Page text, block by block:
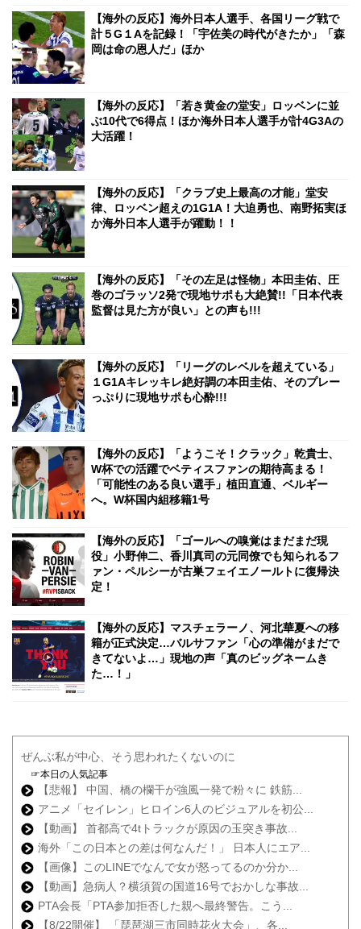
【海外の反応】海外日本人選手、各国リーグ戦で
計５G１Aを記録！「宇佐美の時代がきたか」「森
岡は命の恩人だ」ほか
【海外の反応】「若き黄金の堂安」ロッベンに並
ぶ10代で6得点！ほか海外日本人選手が計4G3Aの
大活躍！
【海外の反応】「クラブ史上最高の才能」堂安
律、ロッベン超えの1G1A！大迫勇也、南野拓実ほ
か海外日本人選手が躍動！！
【海外の反応】「その左足は怪物」本田圭佑、圧
巻のゴラッソ2発で現地サポも大絶賛!!「日本代表
監督は見た方が良い」との声も!!!
【海外の反応】「リーグのレベルを超えている」
１G1Aキレッキレ絶好調の本田圭佑、そのプレー
っぷりに現地サポも心酔!!!
【海外の反応】「ようこそ！クラック」乾貴士、
W杯での活躍でベティスファンの期待高まる！
「可能性のある良い選手」植田直通、ベルギー
へ。W杯国内組移籍1号
【海外の反応】「ゴールへの嗅覚はまだまだ現
役」小野伸二、香川真司の元同僚でも知られるフ
ァン・ペルシーが古巣フェイエノールトに復帰決
定！
【海外の反応】マスチェラーノ、河北華夏への移
籍が正式決定…バルサファン「心の準備がまだで
きてないよ…」現地の声「真のビッグネームき
た…！」
ぜんぶ私が中心、そう思われたくないのに
☞本日の人気記事
【悲報】 中国、橋の欄干が強風一発で粉々に 鉄筋...
アニメ「セイレン」ヒロイン6人のビジュアルを初公...
【動画】 首都高で4tトラックが原因の玉突き事故...
海外「この日本との差は何なんだ！」 日本人にエア...
【画像】このLINEでなんで女が怒ってるのか分か...
【動画】急病人？横須賀の国道16号でおかしな事故...
PTA会長「PTA参加拒否した親へ最終警告。こう...
【8/22開催】 「琵琶湖三市同時花火大会」、各...